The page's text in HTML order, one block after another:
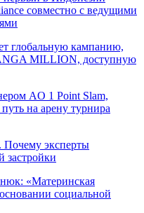
совместно с ведущими
глобальную кампанию,
MILLION, доступную
AO 1 Point Slam,
на арену турнира
Почему эксперты
застройки
«Материнская
социальной